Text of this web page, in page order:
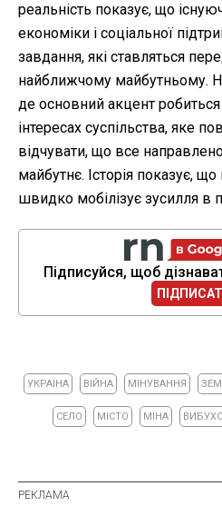
реальність показує, що
економіки і соціальної
завдання, які ставляться
найближчому майбутньому.
де основний акцент
інтересах суспільства, яке
відчувати, що все
майбутнє. Історія показує,
швидко мобілізує зусилля в
Підписуйся, щоб
УКРАЇНА ВІЙНА МІНУВАННЯ
СЕЛО МІСТО МІНА